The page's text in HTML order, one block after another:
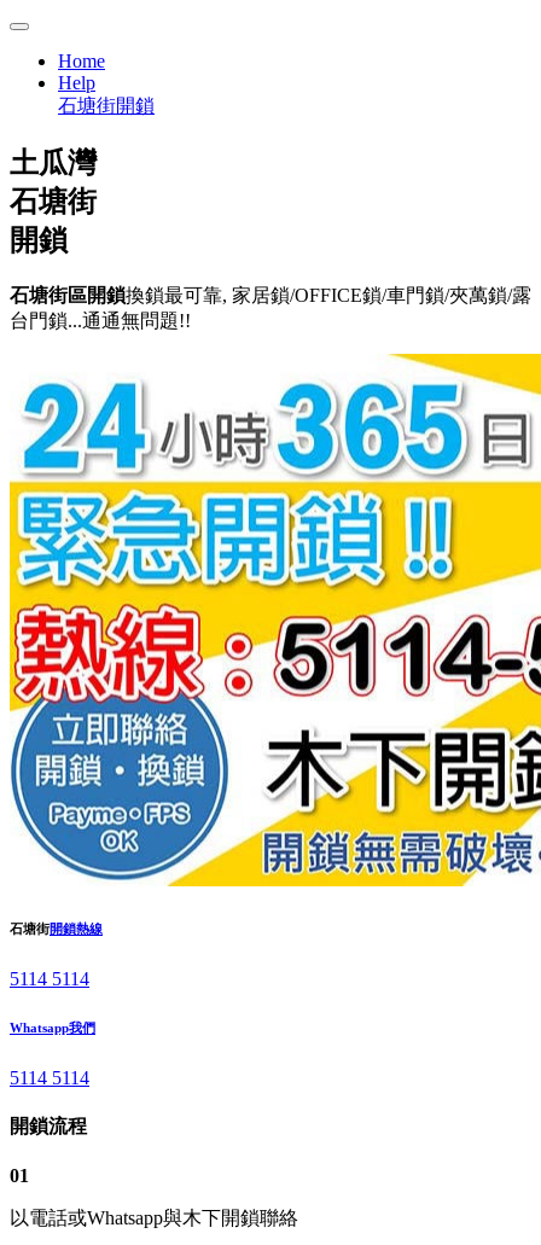
Home
Help
石塘街開鎖
土瓜灣
石塘街
開鎖
石塘街區開鎖換鎖最可靠, 家居鎖/OFFICE鎖/車門鎖/夾萬鎖/露
台門鎖...通通無問題!!
石塘街開鎖熱線
5114 5114
Whatsapp我們
5114 5114
開鎖流程
01
以電話或Whatsapp與木下開鎖聯絡